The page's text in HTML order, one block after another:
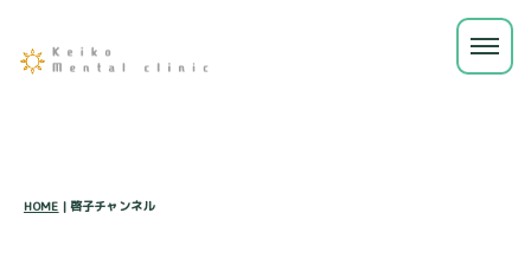
HOME | 啓子チャンネル